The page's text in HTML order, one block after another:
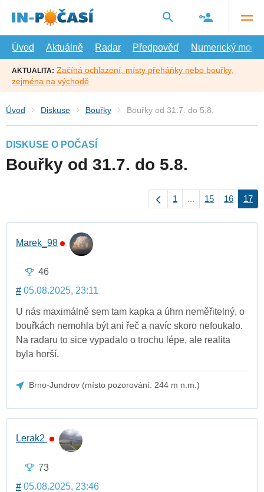
hlavní
Úvod
Aktuálně Radar Předpověď Numerický model
AKTUALITA: Začíná ochlazení, místy přeháňky nebo bouřky,
zejména na východě
Úvod Diskuse Bouřky Bouřky od 31.7. do 5.8.
DISKUSE O POČASÍ
Bouřky od 31.7. do 5.8.
1 ... 15 16 17
Marek_98
46
# 05.08.2025, 23:11
U nás maximálně sem tam kapka a úhrn neměřitelný, o
bouřkách nemohla být ani řeč a navíc skoro nefoukalo.
Na radaru to sice vypadalo o trochu lépe, ale realita
byla horší.
Brno-Jundrov (místo pozorování: 244 m n.m.)
Lerak2
73
# 05.08.2025, 23:46